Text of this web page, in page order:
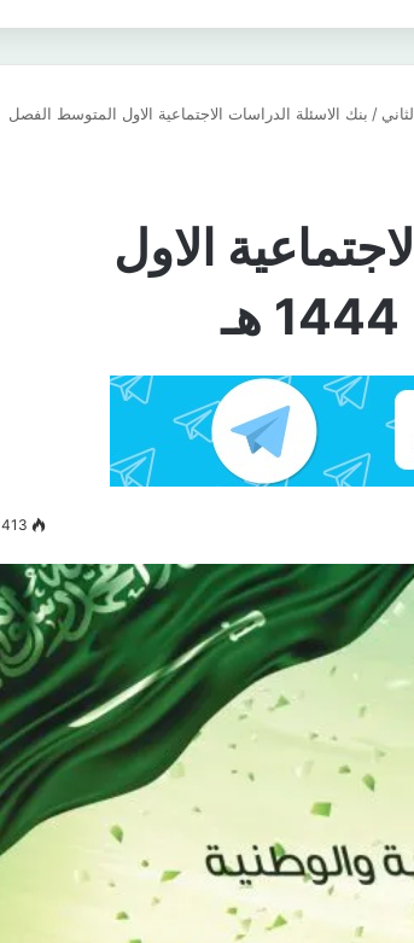
/ بنك الاسئلة الدراسات الاجتماعية الاول المتوسط الفصل
الاول
413